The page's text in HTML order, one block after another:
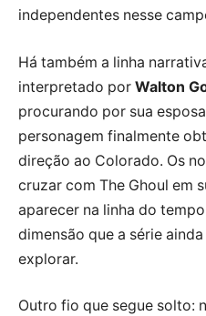
independentes nesse
Há também a linha
interpretado por Walton
procurando por sua
personagem finalmente
direção ao Colorado. Os
cruzar com The Ghoul em
aparecer na linha do
dimensão que a série
explorar.
Outro fio que segue solto: